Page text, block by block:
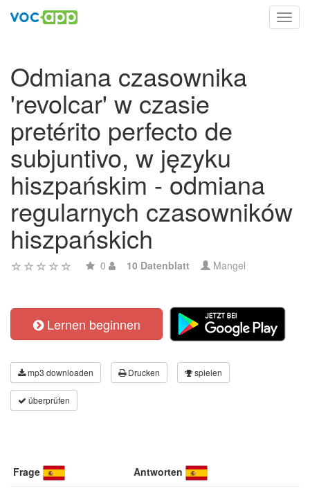
Odmiana czasownika
'revolcar' w czasie
pretérito perfecto de
subjuntivo, w języku
hiszpańskim - odmiana
regularnych czasowników
hiszpańskich
0 10 Datenblatt Mangel
Lernen beginnen
mp3 downloaden Drucken spielen
überprüfen
Frage Antworten